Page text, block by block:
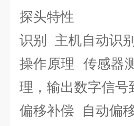
探头特性
识别 主机自动识
操作原理 传感器
理，输出数字信号
偏移补偿 自动偏